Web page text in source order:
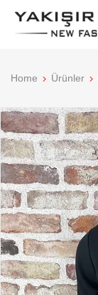
Home Ürünler